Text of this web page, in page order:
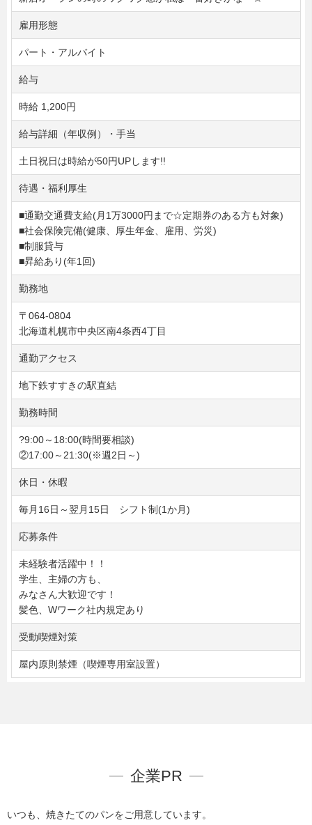
雇用形態
パート・アルバイト
給与
時給 1,200円
給与詳細（年収例）・手当
土日祝日は時給が50円UPします!!
待遇・福利厚生
■通勤交通費支給(月1万3000円まで☆定期券のある方も対象)
■社会保険完備(健康、厚生年金、雇用、労災)
■制服貸与
■昇給あり(年1回)
勤務地
〒064-0804
北海道札幌市中央区南4条西4丁目
通勤アクセス
地下鉄すすきの駅直結
勤務時間
?9:00～18:00(時間要相談)
②17:00～21:30(※週2日～)
休日・休暇
毎月16日～翌月15日 シフト制(1か月)
応募条件
未経験者活躍中！！
学生、主婦の方も、
みなさん大歓迎です！
髪色、Wワーク社内規定あり
受動喫煙対策
屋内原則禁煙（喫煙専用室設置）
企業PR
いつも、焼きたてのパンをご用意しています。